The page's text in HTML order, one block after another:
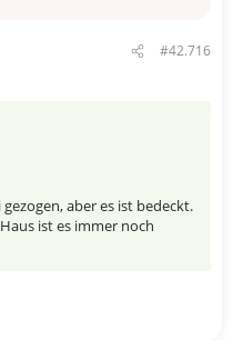
#42.716
aber es ist bedeckt.
ist es immer noch